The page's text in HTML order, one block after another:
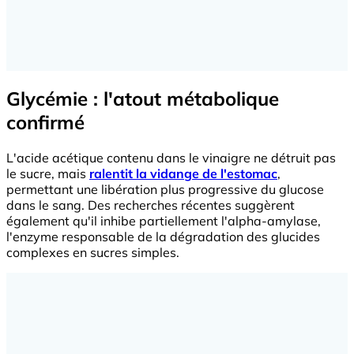
Glycémie : l'atout métabolique
confirmé
L'acide acétique contenu dans le vinaigre ne détruit pas
le sucre, mais ralentit la vidange de l'estomac,
permettant une libération plus progressive du glucose
dans le sang. Des recherches récentes suggèrent
également qu'il inhibe partiellement l'alpha-amylase,
l'enzyme responsable de la dégradation des glucides
complexes en sucres simples.